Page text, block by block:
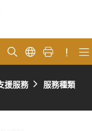
!
援服務
服務種類